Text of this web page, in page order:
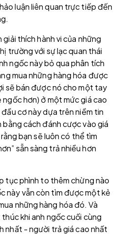
luận liên quan trực tiếp đến
thích hành vi của những
trường với sự lạc quan thái
ngốc này bỏ qua phân tích
mua những hàng hóa được
sẽ bán được nó cho một tay
ngốc hơn) ở một mức giá cao
cơ này dựa trên niềm tin
cách đánh cược vào giá
bạn sẽ luôn có thể tìm
sẵn sàng trả nhiều hơn
tục phình to thêm chừng nào
này vẫn còn tìm được một kẻ
những hàng hóa đó. Và
khi anh ngốc cuối cùng
nhất - người trả giá cao nhất